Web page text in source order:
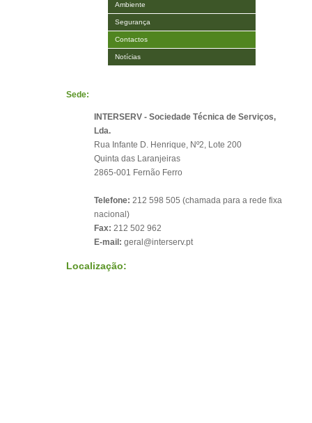
Ambiente
Segurança
Contactos
Notícias
Sede:
INTERSERV - Sociedade Técnica de Serviços,
Lda.
Rua Infante D. Henrique, Nº2, Lote 200
Quinta das Laranjeiras
2865-001 Fernão Ferro
Telefone: 212 598 505 (chamada para a rede fixa
nacional)
Fax: 212 502 962
E-mail: geral@interserv.pt
Localização: